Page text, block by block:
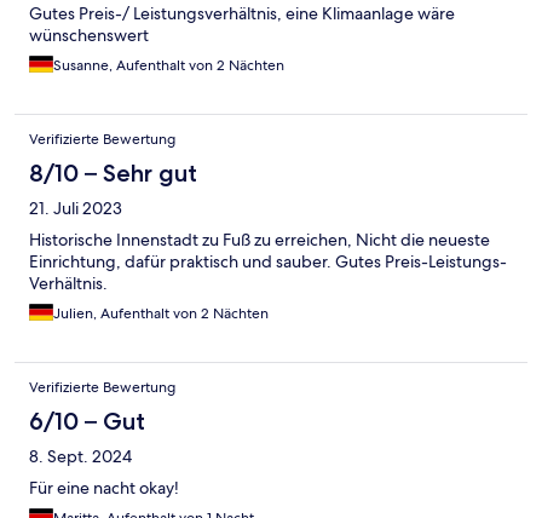
Gutes Preis-/ Leistungsverhältnis, eine Klimaanlage wäre
wünschenswert
Susanne, Aufenthalt von 2 Nächten
Verifizierte Bewertung
8/10 – Sehr gut
21. Juli 2023
Historische Innenstadt zu Fuß zu erreichen, Nicht die neueste
Einrichtung, dafür praktisch und sauber. Gutes Preis-Leistungs-
Verhältnis.
Julien, Aufenthalt von 2 Nächten
Verifizierte Bewertung
6/10 – Gut
8. Sept. 2024
Für eine nacht okay!